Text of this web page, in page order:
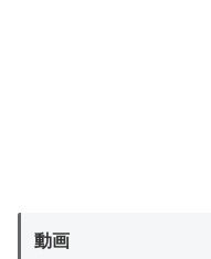
動画